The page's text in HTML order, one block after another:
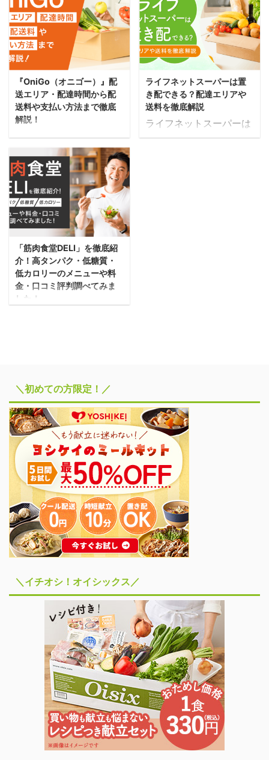
にもこだわっています。
ここでは
「COCOMOGU（ココモ
グ）」の料金プランや配
達エリアなどの基本情報
からメリット・デメリッ
トなどについて詳しく紹
介していますので、参考
していただければうれし
いです！ 【エリア別】全
国コープまとめ 以下では
地域別に全国のコープを
まとめているので、まず
はお住いのエリアのコー
プを確認しておきましょ
う！ エリア コープの名
称 北海道 青森 ...
スです。 豊富なオリジナ
ルレシピは、全40種類以
上。その多彩なメニュー
の中から、お好みに合わ
せて選べます。 厳選され
た素材が届けられるの
で、面倒なフライパン調
理は一切不要です。 レン
成します♪ この記事で
は、GREEN SPOONのコ
ース内容・料金、メリッ
ト・デメリットまでまと
めて紹介していますの
で、参考にしていただけ
たらうれしいです！
GREEN SPOONの特徴 ...
を気にしている方におす
すめの冷凍弁当を届けて
くれるサービスです。 結
論から言うと美味しさや
価格帯もそんなに差がな
いのですが・・・目的別
でおすすめはコチラ↓ ポ
イント 1食あたりの価格
やボリュームで選ぶなら
「ナッシュ」 メニューの
『OniGo（オニゴー）』配
送エリア・配達時間から配
送料や支払い方法まで徹底
解説！
OniGoは東京都、神奈川
県、千葉県、埼玉県、静
岡県、大阪府、岐阜県、
愛知県、兵庫県で対応し
ている大規模なネットス
ーパーです。 いちばんの
特徴は、最短なんと10分
で届くところ！ これなら
今すぐに食材が必要…！
という方でも安心ですよ
♪ ここではOniGoの特徴
から配達エリアや送料、
配達時間、注文・支払い
OniGoの配達可能エリア
は東京都、神奈川県、千
葉県、埼玉県、静岡県、
大阪府、岐阜県、愛知
県、兵庫県と広範囲で対
応 ...
ライフネットスーパーは置
き配できる？配達エリアや
送料を徹底解説
ライフネットスーパーは
首都圏・近畿圏の対応地
イフネットスーパーの特
徴 首都圏・近畿圏の対応
エリアに配達可能！当日
配達も ...
「筋肉食堂DELI」を徹底紹
介！高タンパク・低糖質・
低カロリーのメニューや料
金・口コミ評判調べてみま
した！
を構える『筋肉食堂』レ
ストランの美味しいお食
事を、遠方の方でも手軽
に楽しめちゃいます！ ダ
イエットやバルクアップ
を目指す方々に最適なコ
ースが用意され、100種
類以上のメニューから選
ぶことができますよ。 こ
こでは「筋肉食堂DELI」
の料金プランや配達エリ
アなどの基本情報からメ
リット・デメリットなど
について詳しく紹介して
いますので、参考にして
いただければうれしいで
す。 「筋肉食堂DELI」
＼初めての方限定！／
＼イチオシ！オイシックス／